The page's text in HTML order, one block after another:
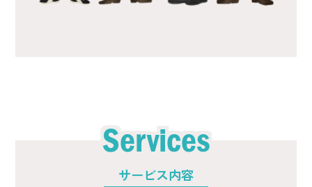
Services
サービス内容